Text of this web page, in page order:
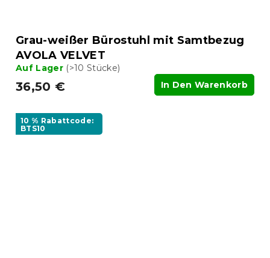
Grau-weißer Bürostuhl mit Samtbezug
AVOLA VELVET
Auf Lager (>10 Stücke)
36,50 € In Den Warenkorb
10 % Rabattcode:
BTS10